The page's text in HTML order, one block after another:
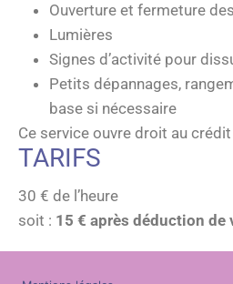
Ouverture et fermeture
Lumières
Signes d’activité pour
Petits dépannages,
base si nécessaire
Ce service ouvre droit au
TARIFS
30 € de l’heure
soit : 15 € après déduction de